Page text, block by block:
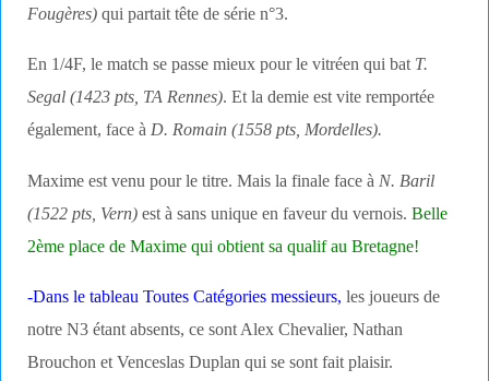
Fougères) qui partait tête de série n°3.
En 1/4F, le match se passe mieux pour le vitréen qui bat T.
Segal (1423 pts, TA Rennes). Et la demie est vite remportée
également, face àD. Romain (1558 pts, Mordelles).
Maxime est venu pour le titre. Mais la finale face à N. Baril
(1522 pts, Vern) est à sans unique en faveur du vernois.Belle
2ème place de Maxime qui obtient sa qualif au Bretagne!
-Dans le tableau Toutes Catégories messieurs, les joueurs de
notre N3 étant absents, ce sont Alex Chevalier, Nathan
Brouchon et Venceslas Duplan qui se sont fait plaisir.